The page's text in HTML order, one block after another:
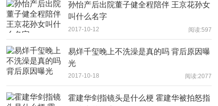
孙怡产后出院董子健全程陪伴 王京花孙女
叫什么名字
2017-10-12 阅读:597
易烊千玺晚上不洗澡是真的吗 背后原因曝
光
2017-10-18 阅读:2077
霍建华剑指镜头是什么梗 霍建华被拍怒指